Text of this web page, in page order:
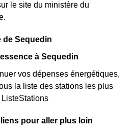
le site du ministère du
de Sequedin
à Sequedin
vos dépenses énergétiques,
la liste des stations les plus
pour aller plus loin